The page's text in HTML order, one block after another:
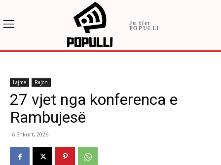
Ju flet
POPULLI
Lajme Rajon
27 vjet nga konferenca e
Rambujesë
6 Shkurt, 2026